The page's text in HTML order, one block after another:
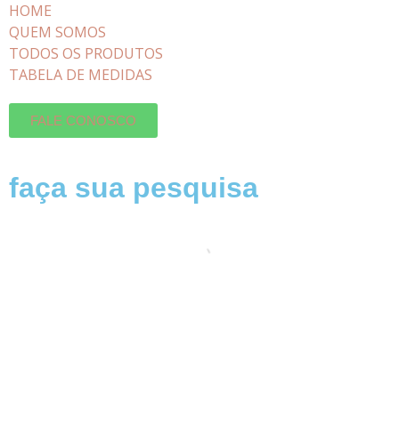
HOME
QUEM SOMOS
TODOS OS PRODUTOS
TABELA DE MEDIDAS
FALE CONOSCO
faça sua pesquisa